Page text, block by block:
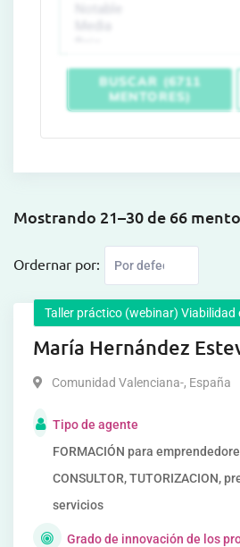
BUSCAR (6711
MENTORES)
Mostrando 21–30 de 66
Ordernar por:
Taller práctico (webinar) Viabilidad
María Hernández
Comunidad Valenciana-, España
Tipo de agente
FORMACIÓN para
CONSULTOR, TUTORIZACION,
servicios
Grado de innovación de los